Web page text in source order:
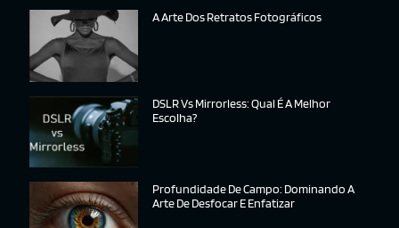
A Arte Dos Retratos Fotográficos
DSLR Vs Mirrorless: Qual É A Melhor
Escolha?
Profundidade De Campo: Dominando A
Arte De Desfocar E Enfatizar